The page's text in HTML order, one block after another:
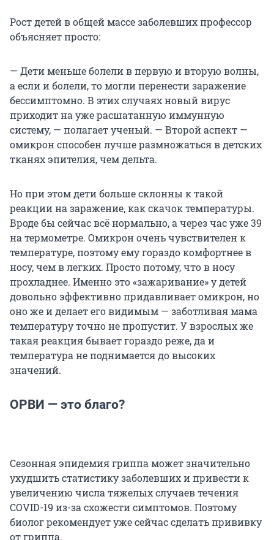
Рост детей в общей массе заболевших профессор
объясняет просто:
— Дети меньше болели в первую и вторую волны,
а если и болели, то могли перенести заражение
бессимптомно. В этих случаях новый вирус
приходит на уже расшатанную иммунную
систему, — полагает ученый. — Второй аспект —
омикрон способен лучше размножаться в детских
тканях эпителия, чем дельта.
Но при этом дети больше склонны к такой
реакции на заражение, как скачок температуры.
Вроде бы сейчас всё нормально, а через час уже 39
на термометре. Омикрон очень чувствителен к
температуре, поэтому ему гораздо комфортнее в
носу, чем в легких. Просто потому, что в носу
прохладнее. Именно это «зажаривание» у детей
довольно эффективно придавливает омикрон, но
оно же и делает его видимым — заботливая мама
температуру точно не пропустит. У взрослых же
такая реакция бывает гораздо реже, да и
температура не поднимается до высоких
значений.
ОРВИ — это благо?
Сезонная эпидемия гриппа может значительно
ухудшить статистику заболевших и привести к
увеличению числа тяжелых случаев течения
COVID-19 из-за схожести симптомов. Поэтому
биолог рекомендует уже сейчас сделать прививку
от гриппа.